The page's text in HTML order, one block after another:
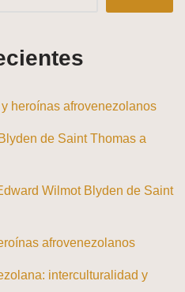
heroínas afrovenezolanos
de Saint Thomas a
Wilmot Blyden de Saint
afrovenezolanos
interculturalidad y